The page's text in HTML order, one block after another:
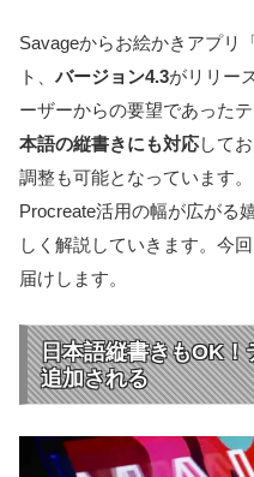
Savageからお絵かきアプリ
ト、 バージョン4.3がリリー
ーザーからの要望であった
本語の縦書きにも対応して
調整も可能となっています。
Procreate活用の幅が広がる
しく解説していきます。今
届けします。
日本語縦書きもOK！
追加される